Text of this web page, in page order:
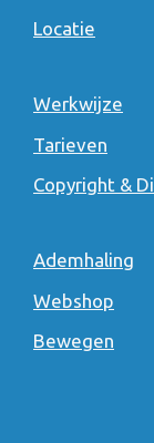
Locatie
Werkwijze
Tarieven
Copyright &
Ademhaling
Webshop
Bewegen